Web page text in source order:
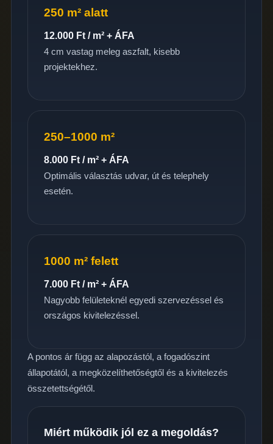
250 m² alatt
12.000 Ft / m² + ÁFA
4 cm vastag meleg aszfalt, kisebb
projektekhez.
250–1000 m²
8.000 Ft / m² + ÁFA
Optimális választás udvar, út és telephely
esetén.
1000 m² felett
7.000 Ft / m² + ÁFA
Nagyobb felületeknél egyedi szervezéssel és
országos kivitelezéssel.
A pontos ár függ az alapozástól, a fogadószint
állapotától, a megközelíthetőségtől és a kivitelezés
összetettségétől.
Miért működik jól ez a megoldás?